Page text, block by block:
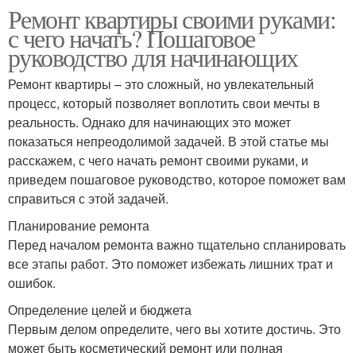
Ремонт квартиры своими руками:
с чего начать? Пошаговое
руководство для начинающих
Ремонт квартиры – это сложный, но увлекательный
процесс, который позволяет воплотить свои мечты в
реальность. Однако для начинающих это может
показаться непреодолимой задачей. В этой статье мы
расскажем, с чего начать ремонт своими руками, и
приведем пошаговое руководство, которое поможет вам
справиться с этой задачей.
Планирование ремонта
Перед началом ремонта важно тщательно спланировать
все этапы работ. Это поможет избежать лишних трат и
ошибок.
Определение целей и бюджета
Первым делом определите, чего вы хотите достичь. Это
может быть косметический ремонт или полная